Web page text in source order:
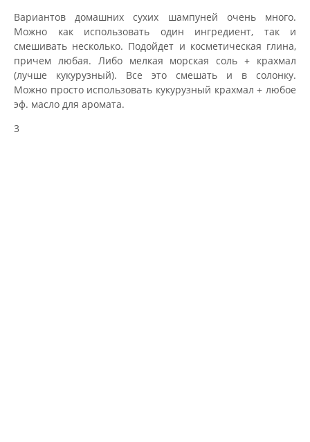
Вариантов домашних сухих шампуней очень много.
Можно как использовать один ингредиент, так и
смешивать несколько. Подойдет и косметическая глина,
причем любая. Либо мелкая морская соль + крахмал
(лучше кукурузный). Все это смешать и в солонку.
Можно просто использовать кукурузный крахмал + любое
эф. масло для аромата.
3